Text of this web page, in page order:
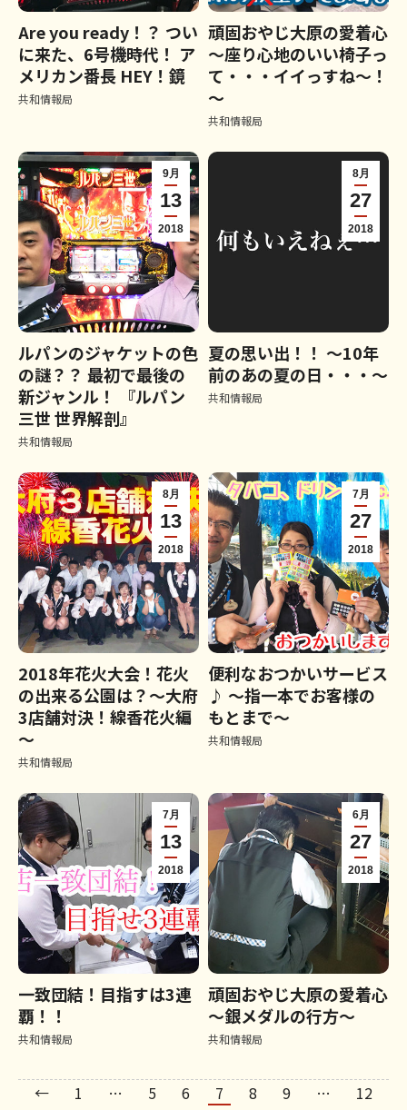
Are you ready！？ つい
に来た、6号機時代！ ア
メリカン番長 HEY！鏡
共和情報局
頑固おやじ大原の愛着心
～座り心地のいい椅子っ
て・・・イイっすね～！
～
共和情報局
9月
13
2018
ルパンのジャケットの色
の謎？？ 最初で最後の
新ジャンル！ 『ルパン
三世 世界解剖』
共和情報局
8月
27
2018
夏の思い出！！ ～10年
前のあの夏の日・・・～
共和情報局
8月
13
2018
2018年花火大会！花火
の出来る公園は？～大府
3店舗対決！線香花火編
～
共和情報局
7月
27
2018
便利なおつかいサービス
♪ ～指一本でお客様の
もとまで～
共和情報局
7月
13
2018
一致団結！目指すは3連
覇！！
共和情報局
6月
27
2018
頑固おやじ大原の愛着心
～銀メダルの行方～
共和情報局
← 1 … 5 6 7 8 9 …
12